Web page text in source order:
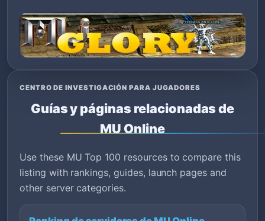
CENTRO DE INVESTIGACIÓN PARA JUGADORES
Guías y páginas relacionadas de
MU Online
Use these MU Top 100 resources to compare this
listing with rankings, guides, launch pages and
other server categories.